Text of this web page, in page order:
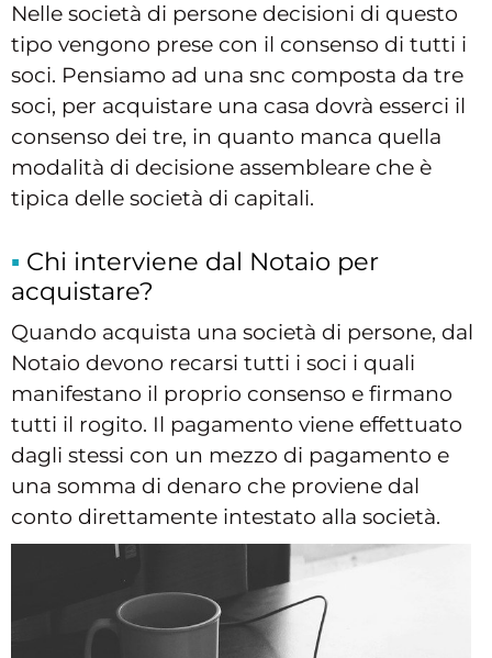
Nelle società di persone decisioni di questo
tipo vengono prese con il consenso di tutti i
soci. Pensiamo ad una snc composta da tre
soci, per acquistare una casa dovrà esserci il
consenso dei tre, in quanto manca quella
modalità di decisione assembleare che è
tipica delle società di capitali.
Chi interviene dal Notaio per
acquistare?
Quando acquista una società di persone, dal
Notaio devono recarsi tutti i soci i quali
manifestano il proprio consenso e firmano
tutti il rogito. Il pagamento viene effettuato
dagli stessi con un mezzo di pagamento e
una somma di denaro che proviene dal
conto direttamente intestato alla società.